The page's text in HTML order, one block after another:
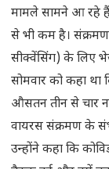
मामले सामने आ रहे
से भी कम है। संक्रमण
सीक्वेंसिंग) के लिए
सोमवार को कहा था
औसतन तीन से चार
वायरस संक्रमण के
उन्होंने कहा कि